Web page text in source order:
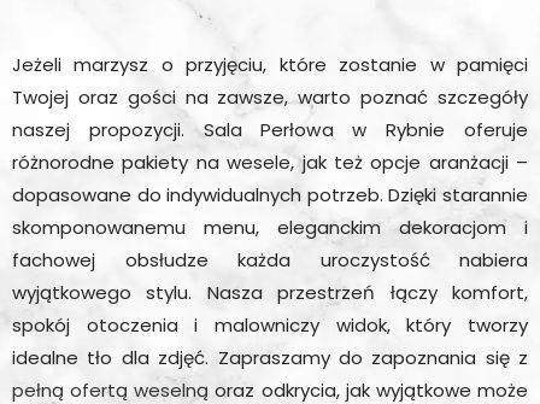
Jeżeli marzysz o przyjęciu, które zostanie w pamięci
Twojej oraz gości na zawsze, warto poznać szczegóły
naszej propozycji. Sala Perłowa w Rybnie oferuje
różnorodne pakiety na wesele, jak też opcje aranżacji –
dopasowane do indywidualnych potrzeb. Dzięki starannie
skomponowanemu menu, eleganckim dekoracjom i
fachowej obsłudze każda uroczystość nabiera
wyjątkowego stylu. Nasza przestrzeń łączy komfort,
spokój otoczenia i malowniczy widok, który tworzy
idealne tło dla zdjęć. Zapraszamy do zapoznania się z
pełną ofertą weselną oraz odkrycia, jak wyjątkowe może